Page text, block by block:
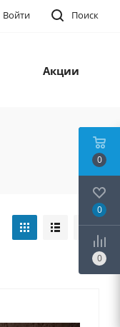
Поиск
Войти
Акции
0
0
0